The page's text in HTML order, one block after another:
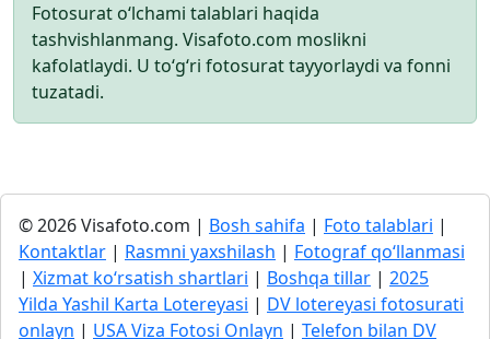
Fotosurat o‘lchami talablari haqida
tashvishlanmang. Visafoto.com moslikni
kafolatlaydi. U to‘g‘ri fotosurat tayyorlaydi va fonni
tuzatadi.
© 2026 Visafoto.com | Bosh sahifa | Foto talablari |
Kontaktlar | Rasmni yaxshilash | Fotograf qo‘llanmasi
| Xizmat ko‘rsatish shartlari | Boshqa tillar | 2025
Yilda Yashil Karta Lotereyasi | DV lotereyasi fotosurati
onlayn | USA Viza Fotosi Onlayn | Telefon bilan DV